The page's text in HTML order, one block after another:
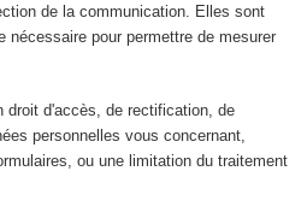
de la communication. Elles sont
nécessaire pour permettre de mesurer
d'accès, de rectification, de
personnelles vous concernant,
ou une limitation du traitement